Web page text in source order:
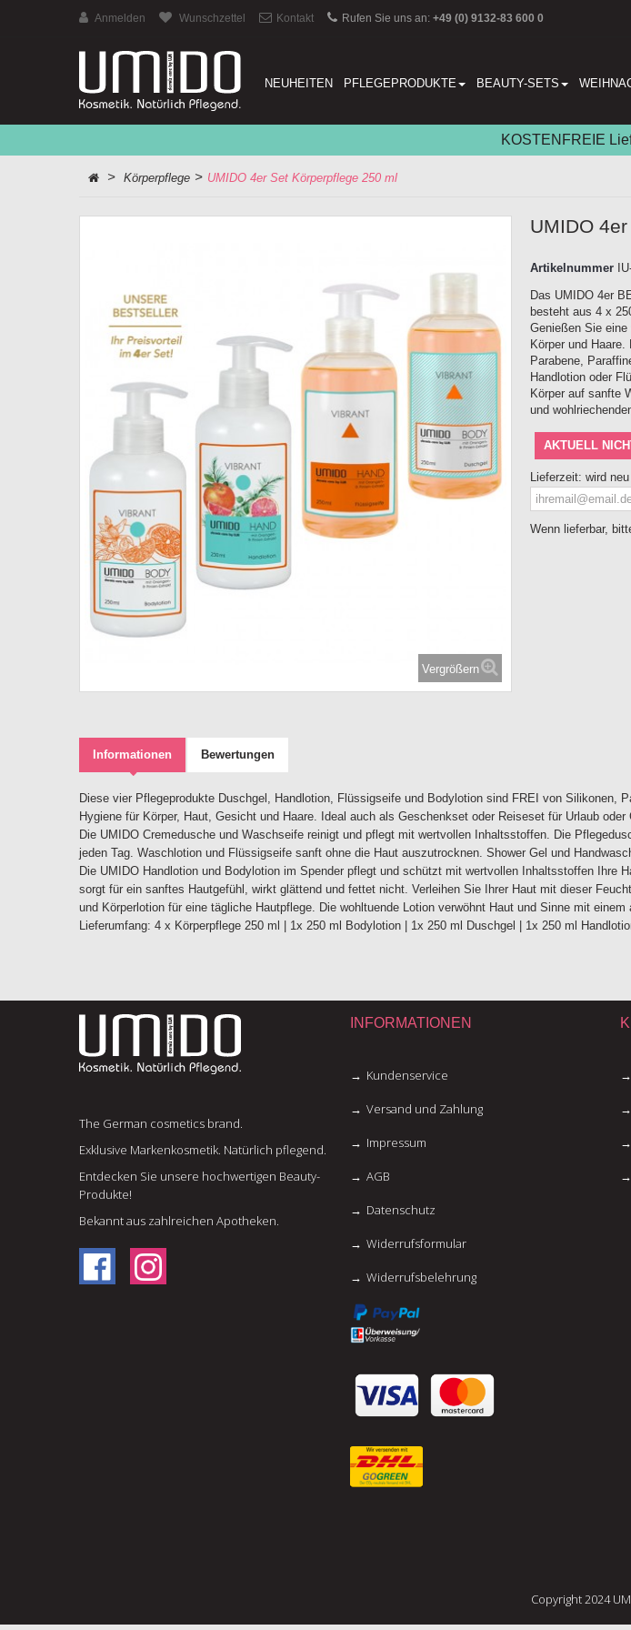
Anmelden Wunschzettel Kontakt Rufen Sie uns an: +49 (0) 9132-83 600 0
NEUHEITEN PFLEGEPRODUKTE BEAUTY-SETS
KOSTENFREIE
> Körperpflege > UMIDO 4er Set Körperpflege 250 ml
Vergrößern
UMIDO
Artikelnummer
Das UMIDO 4er
besteht aus 4 x
Genießen Sie
Körper und
Parabene,
Handlotion oder
Körper auf sanfte
und
AKTUELL
Lieferzeit: wird
Wenn lieferbar,
Informationen Bewertungen
Diese vier Pflegeprodukte Duschgel, Handlotion, Flüssigseife und Bodylotion sind FREI von Silikonen,
Hygiene für Körper, Haut, Gesicht und Haare. Ideal auch als Geschenkset oder Reiseset für Urlaub
Die UMIDO Cremedusche und Waschseife reinigt und pflegt mit wertvollen Inhaltsstoffen. Die
jeden Tag. Waschlotion und Flüssigseife sanft ohne die Haut auszutrocknen. Shower Gel und
Die UMIDO Handlotion und Bodylotion im Spender pflegt und schützt mit wertvollen Inhaltsstoffen
sorgt für ein sanftes Hautgefühl, wirkt glättend und fettet nicht. Verleihen Sie Ihrer Haut mit dieser
und Körperlotion für eine tägliche Hautpflege. Die wohltuende Lotion verwöhnt Haut und Sinne mit einem
Lieferumfang: 4 x Körperpflege 250 ml | 1x 250 ml Bodylotion | 1x 250 ml Duschgel | 1x 250 ml
The German cosmetics brand.
Exklusive Markenkosmetik. Natürlich pflegend.
Entdecken Sie unsere hochwertigen Beauty-
Produkte!
Bekannt aus zahlreichen Apotheken.
INFORMATIONEN
Kundenservice
Versand und Zahlung
Impressum
AGB
Datenschutz
Widerrufsformular
Widerrufsbelehrung
Copyright 2024